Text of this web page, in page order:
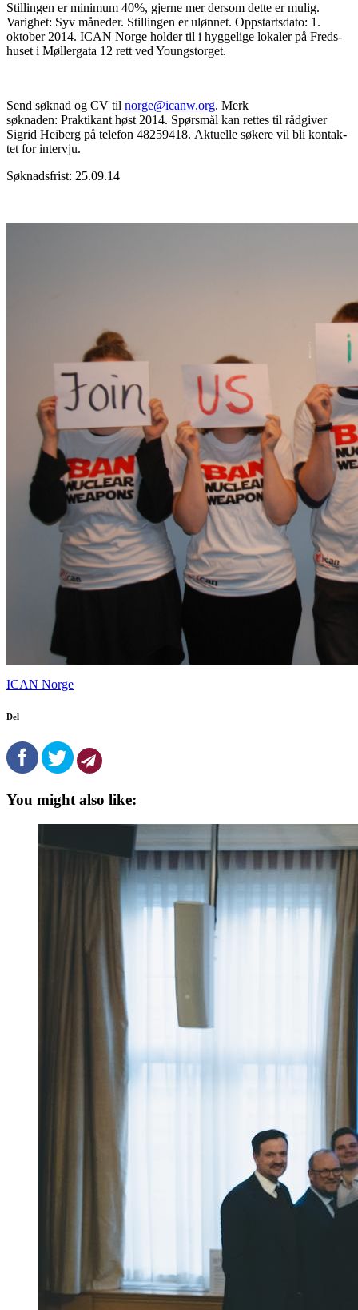
Stil­lin­gen er mini­mum 40%, gjerne mer dersom dette er mulig.
Varig­het: Syv måneder. Stil­lin­gen er uløn­net. Opp­starts­dato: 1.
oktober 2014. ICAN Norge hol­der til i hyg­ge­lige loka­ler på Freds­
hu­set i Møl­ler­gata 12 rett ved Youngstorget.
Send søk­nad og CV til norge@icanw.org. Merk
søknaden: Praktikant høst 2014. Spørsmål kan rettes til rådgiver
Sigrid Heiberg på telefon 48259418. Aktu­elle søkere vil bli kon­tak­
tet for intervju.
Søknadsfrist: 25.09.14
ICAN Norge
Del
You might also like: